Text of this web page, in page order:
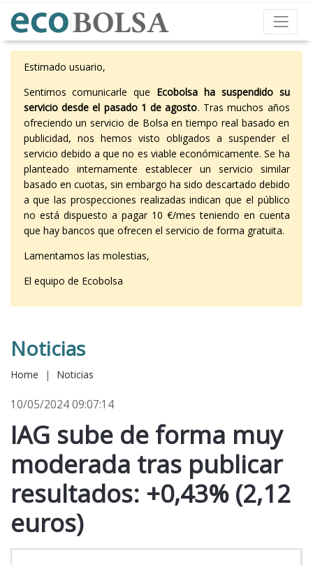
Estimado usuario,
Sentimos comunicarle que Ecobolsa ha suspendido su
servicio desde el pasado 1 de agosto. Tras muchos años
ofreciendo un servicio de Bolsa en tiempo real basado en
publicidad, nos hemos visto obligados a suspender el
servicio debido a que no es viable económicamente. Se ha
planteado internamente establecer un servicio similar
basado en cuotas, sin embargo ha sido descartado debido
a que las prospecciones realizadas indican que el público
no está dispuesto a pagar 10 €/mes teniendo en cuenta
que hay bancos que ofrecen el servicio de forma gratuita.
Lamentamos las molestias,
El equipo de Ecobolsa
Noticias
Home | Noticias
10/05/2024 09:07:14
IAG sube de forma muy
moderada tras publicar
resultados: +0,43% (2,12
euros)